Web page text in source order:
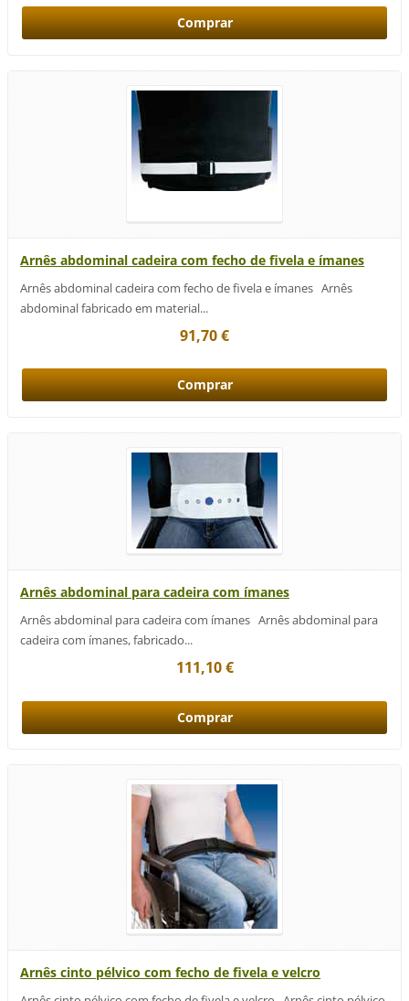
Arnês abdominal cadeira com fecho de fivela e ímanes
Arnês abdominal cadeira com fecho de fivela e ímanes Arnês
abdominal fabricado em material...
91,70 €
Arnês abdominal para cadeira com ímanes
Arnês abdominal para cadeira com ímanes Arnês abdominal para
cadeira com ímanes, fabricado...
111,10 €
Arnês cinto pélvico com fecho de fivela e velcro